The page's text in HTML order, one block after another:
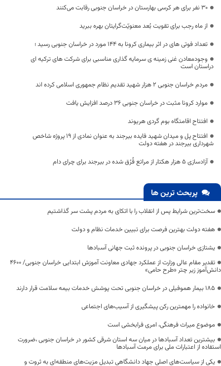
۳۰ نفر برای هر کرسی بهارستان در خراسان جنوبی رقابت می‌کنند
از ماه رجب برای تقویت بُعد معنویّت‌گرایتان بهره ببرید
تعداد فوتی های در اثر بیماری کرونا به 144 مورد در خراسان جنوبی رسید ؛
وجودمعادن غنی زمینه ی سرمایه گذاری مناسبی برای شرکت های ترکیه ای
دراستان است
مردم خراسان جنوبی 2 هزار شهید تقدیم نظام جمهوری اسلامی کرده اند
موارد کرونا مثبت در خراسان جنوبی ۳۶ درصد افزایش یافت
افتتاح اقامتگاه بوم گردی هريوند
افتتاح پل و میدان شهید فایده بیرجند به عنوان نمادی از ۱۹ پروژه شاخص
شهرداری بیرجند در هفته دولت
آزادسازی ۵ هزار هکتار از مراتع قُرُق شده در بیرجند برای چرای دام
پربحث ترین ها
سخت‌ترین شرایط پس از انقلاب را با اتکای به مردم پشت سر گذاشتیم
هفته دولت بهترین فرصت برای تبیین خدمات نظام و دولت
یشتازی خراسان جنوبی در پرونده ثبت جهانی آسبادها
تقدیر مقام عالی وزارت از عملکرد جهادی معاونت آموزش ابتدایی خراسان جنوبی/ ۴۶۰۰
دانش‌آموز زیر چتر «طرح حامی»
۱۸۵ بیمار هموفیلی در خراسان جنوبی تحت پوشش خدمات بیمه سلامت قرار دارند
خانواده را مهمترین رکن پیشگیری از آسیب‌های اجتماعی
موضوع میراث فرهنگی، امری فرابخشی است
بیشترین تعداد آسبادها در میان سه استان شرقی کشور در خراسان جنوبی ،ضرورت
استفاده از اعتبارات ملی برای مرمت آسبادها
یکی از سیاست‌های اصلی جهاد دانشگاهی تبدیل مزیت‌های منطقه‌ای به ثروت و